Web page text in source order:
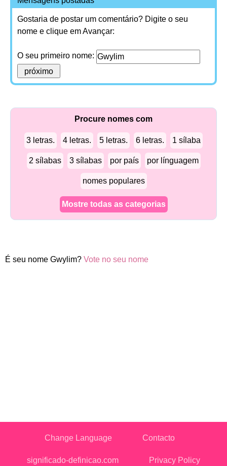
Gostaria de postar um comentário? Digite o seu
nome e clique em Avançar:
O seu primeiro nome:
Procure nomes com
3 letras. 4 letras. 5 letras. 6 letras. 1 sílaba
2 sílabas 3 sílabas por país por línguagem
nomes populares
Mostre todas as categorias
É seu nome Gwylim? Vote no seu nome
Change Language Contacto
significado-definicao.com Privacy Policy